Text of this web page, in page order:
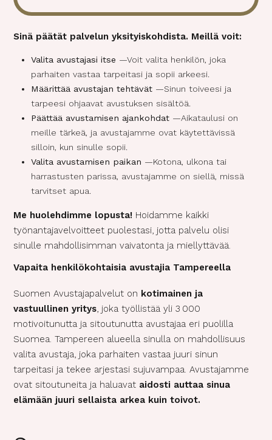
l
n
n
)
Sinä päätät palvelun yksityiskohdista. Meillä voit:
Valita avustajasi itse —Voit valita henkilön, joka
parhaiten vastaa tarpeitasi ja sopii arkeesi.
Määrittää avustajan tehtävät —Sinun toiveesi ja
tarpeesi ohjaavat avustuksen sisältöä.
Päättää avustamisen ajankohdat —Aikataulusi on
meille tärkeä, ja avustajamme ovat käytettävissä
silloin, kun sinulle sopii.
Valita avustamisen paikan —Kotona, ulkona tai
harrastusten parissa, avustajamme on siellä, missä
tarvitset apua.
Me huolehdimme lopusta! Hoidamme kaikki
työnantajavelvoitteet puolestasi, jotta palvelu olisi
sinulle mahdollisimman vaivatonta ja miellyttävää.
Vapaita henkilökohtaisia avustajia Tampereella
Suomen Avustajapalvelut on kotimainen ja
vastuullinen yritys, joka työllistää yli 3 000
motivoitunutta ja sitoutunutta avustajaa eri puolilla
Suomea. Tampereen alueella sinulla on mahdollisuus
valita avustaja, joka parhaiten vastaa juuri sinun
tarpeitasi ja tekee arjestasi sujuvampaa. Avustajamme
ovat sitoutuneita ja haluavat aidosti auttaa sinua
elämään juuri sellaista arkea kuin toivot.